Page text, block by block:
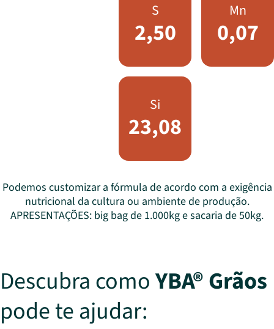
S
2,50
Mn
0,07
Si
23,08
Podemos customizar a fórmula de acordo com a exigência
nutricional da cultura ou ambiente de produção.
APRESENTAÇÕES: big bag de 1.000kg e sacaria de 50kg.
Descubra comoYBA® Grãos
pode te ajudar: